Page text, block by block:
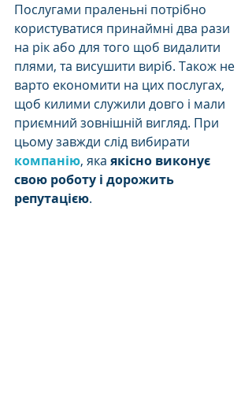
Послугами праленьні потрібно
користуватися принаймні два рази
на рік або для того щоб видалити
плями, та висушити виріб. Також не
варто економити на цих послугах,
щоб килими служили довго і мали
приємний зовнішній вигляд. При
цьому завжди слід вибирати
компанію, яка якісно виконує
свою роботу і дорожить
репутацією.